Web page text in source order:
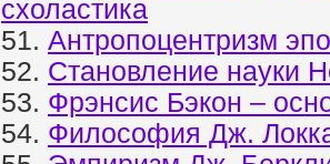
схоластика
51. Антропоцентризм
52. Становление науки
53. Фрэнсис Бэкон –
54. Философия Дж.